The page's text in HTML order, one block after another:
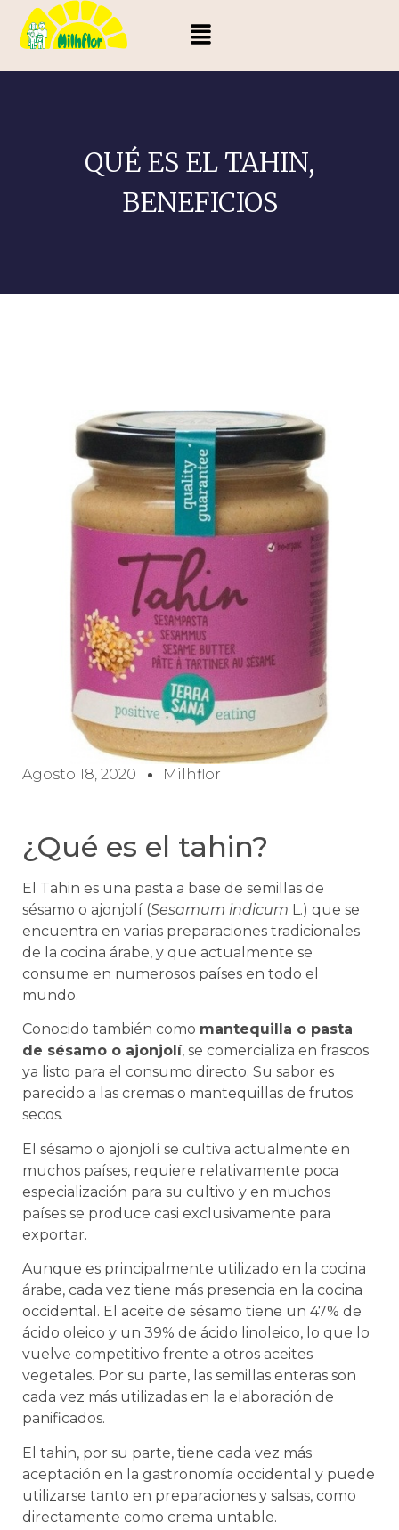
QUÉ ES EL TAHIN,
BENEFICIOS
Agosto 18, 2020 Milhflor
¿Qué es el tahin?
El Tahin es una pasta a base de semillas de
sésamo o ajonjolí (Sesamum indicum L.) que se
encuentra en varias preparaciones tradicionales
de la cocina árabe, y que actualmente se
consume en numerosos países en todo el
mundo.
Conocido también como mantequilla o pasta
de sésamo o ajonjolí, se comercializa en frascos
ya listo para el consumo directo. Su sabor es
parecido a las cremas o mantequillas de frutos
secos.
El sésamo o ajonjolí se cultiva actualmente en
muchos países, requiere relativamente poca
especialización para su cultivo y en muchos
países se produce casi exclusivamente para
exportar.
Aunque es principalmente utilizado en la cocina
árabe, cada vez tiene más presencia en la cocina
occidental. El aceite de sésamo tiene un 47% de
ácido oleico y un 39% de ácido linoleico, lo que lo
vuelve competitivo frente a otros aceites
vegetales. Por su parte, las semillas enteras son
cada vez más utilizadas en la elaboración de
panificados.
El tahin, por su parte, tiene cada vez más
aceptación en la gastronomía occidental y puede
utilizarse tanto en preparaciones y salsas, como
directamente como crema untable.